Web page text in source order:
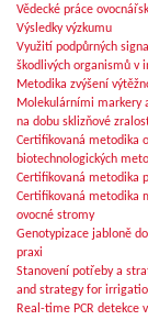
Vědecké práce
Výsledky výzkumu
Využití podpůrných
škodlivých organismů v
Metodika zvýšení
Molekulárními markery
na dobu sklizňové
Certifikovaná metodika
biotechnologických
Certifikovaná metodika
Certifikovaná metodika
ovocné stromy
Genotypizace jabloně
praxi
Stanovení potřeby a
and strategy for
Real-time PCR detekce